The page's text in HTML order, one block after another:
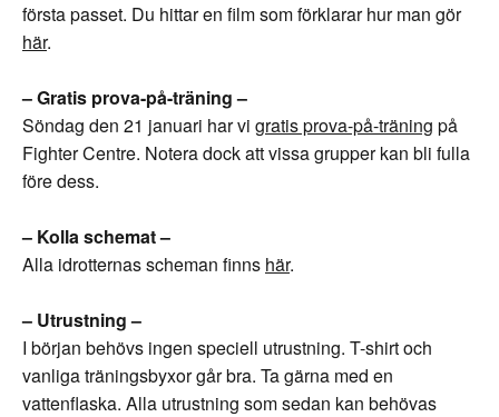
första passet. Du hittar en film som förklarar hur man gör
här.
– Gratis prova-på-träning –
Söndag den 21 januari har vi gratis prova-på-träning på
Fighter Centre. Notera dock att vissa grupper kan bli fulla
före dess.
– Kolla schemat –
Alla idrotternas scheman finns här.
– Utrustning –
I början behövs ingen speciell utrustning. T-shirt och
vanliga träningsbyxor går bra. Ta gärna med en
vattenflaska. Alla utrustning som sedan kan behövas